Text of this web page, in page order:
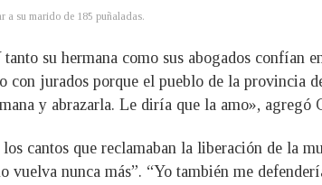
a su marido de 185 puñaladas.
su hermana como sus abogados confían
jurados porque el pueblo de la provincia
y abrazarla. Le diría que la amo», agregó
cantos que reclamaban la liberación de la
nunca más”. “Yo también me